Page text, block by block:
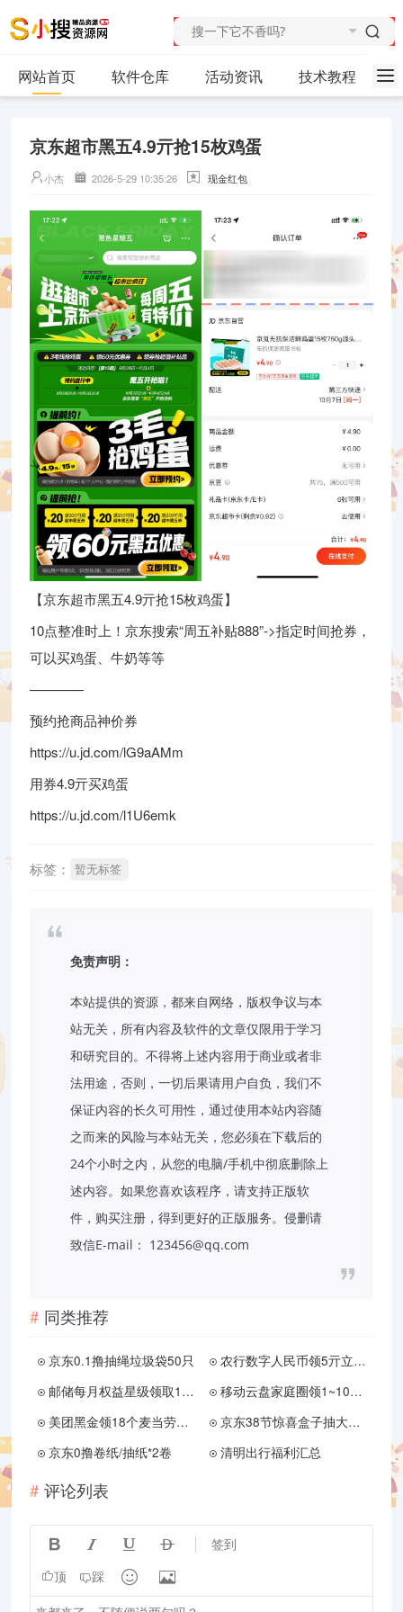
网站首页 软件仓库 活动资讯 技术教程
京东超市黑五4.9亓抢15枚鸡蛋
小杰 2026-5-29 10:35:26 现金红包
【京东超市黑五4.9亓抢15枚鸡蛋】
10点整准时上！京东搜索“周五补贴888”->指定时间抢券，
可以买鸡蛋、牛奶等等
————
预约抢商品神价券
https://u.jd.com/lG9aAMm
用券4.9亓买鸡蛋
https://u.jd.com/l1U6emk
标签： 暂无标签
免责声明：
本站提供的资源，都来自网络，版权争议与本
站无关，所有内容及软件的文章仅限用于学习
和研究目的。不得将上述内容用于商业或者非
法用途，否则，一切后果请用户自负，我们不
保证内容的长久可用性，通过使用本站内容随
之而来的风险与本站无关，您必须在下载后的
24个小时之内，从您的电脑/手机中彻底删除上
述内容。如果您喜欢该程序，请支持正版软
件，购买注册，得到更好的正版服务。侵删请
致信E-mail： 123456@qq.com
同类推荐
京东0.1撸抽绳垃圾袋50只
农行数字人民币领5亓立减金
邮储每月权益星级领取1~6元
移动云盘家庭圈领1~10亓红包
美团黑金领18个麦当劳冰淇淋
京东38节惊喜盒子抽大牌实物
京东0撸卷纸/抽纸*2卷
清明出行福利汇总
评论列表
    签到
顶 踩  